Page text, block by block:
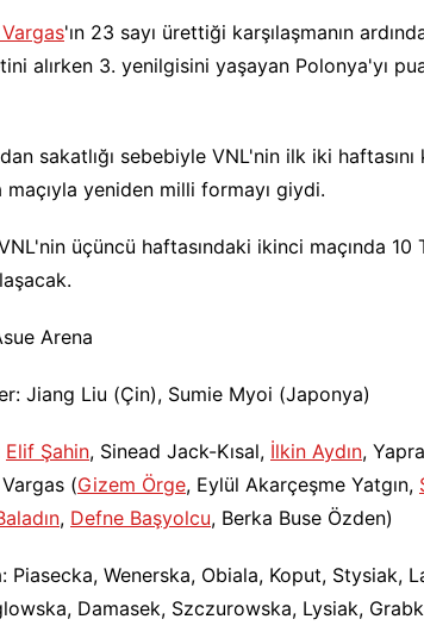
'ın 23 sayı ürettiği karşılaşmanın
alırken 3. yenilgisini yaşayan Polonya'yı
sakatlığı sebebiyle VNL'nin ilk iki haftasını
maçıyla yeniden milli formayı giydi.
üçüncü haftasındaki ikinci maçında 10
Arena
Jiang Liu (Çin), Sumie Myoi (Japonya)
Elif Şahin, Sinead Jack-Kısal, İlkin Aydın,
(Gizem Örge, Eylül Akarçeşme Yatgın,
, Defne Başyolcu, Berka Buse Özden)
Piasecka, Wenerska, Obiala, Koput, Stysiak,
Damasek, Szczurowska, Lysiak,